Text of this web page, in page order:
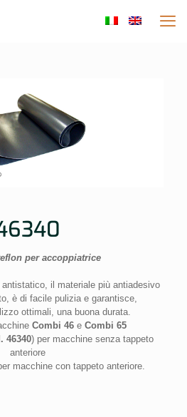
per accoppiatrice
antistatico, il materiale più antiadesivo
è di facile pulizia e garantisce,
ottimali, una buona durata.
Combi 46 e Combi 65
46340) per macchine senza tappeto
anteriore
macchine con tappeto anteriore.